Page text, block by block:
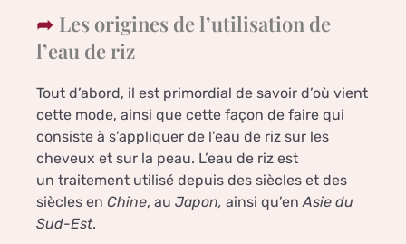
Les origines de l’utilisation de
l’eau de riz
Tout d’abord, il est primordial de savoir d’où vient
cette mode, ainsi que cette façon de faire qui
consiste à s’appliquer de l’eau de riz sur les
cheveux et sur la peau. L’eau de riz est
un traitement utilisé depuis des siècles et des
siècles en Chine, au Japon, ainsi qu’enAsie du
Sud-Est.